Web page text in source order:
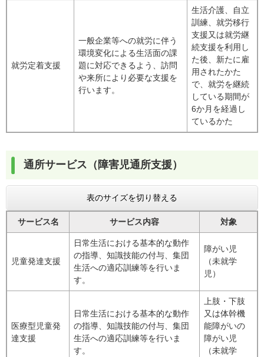
就労定着支援
一般企業等への就労に伴う
環境変化による生活面の課
題に対応できるよう、訪問
や来所により必要な支援を
行います。
生活介護、自立
訓練、就労移行
支援又は就労継
続支援を利用し
た後、新たに雇
用されたかた
で、就労を継続
している期間が
6か月を経過し
ているかた
通所サービス（障害児通所支援）
表のサイズを切り替える
サービス名 サービス内容 対象
児童発達支援
日常生活における基本的な動作
の指導、知識技能の付与、集団
生活への適応訓練等を行いま
す。
障がい児
（未就学
児）
医療型児童発
達支援
日常生活における基本的な動作
の指導、知識技能の付与、集団
生活への適応訓練等を行いま
す。
上肢・下肢
又は体幹機
能障がいの
障がい児
（未就学